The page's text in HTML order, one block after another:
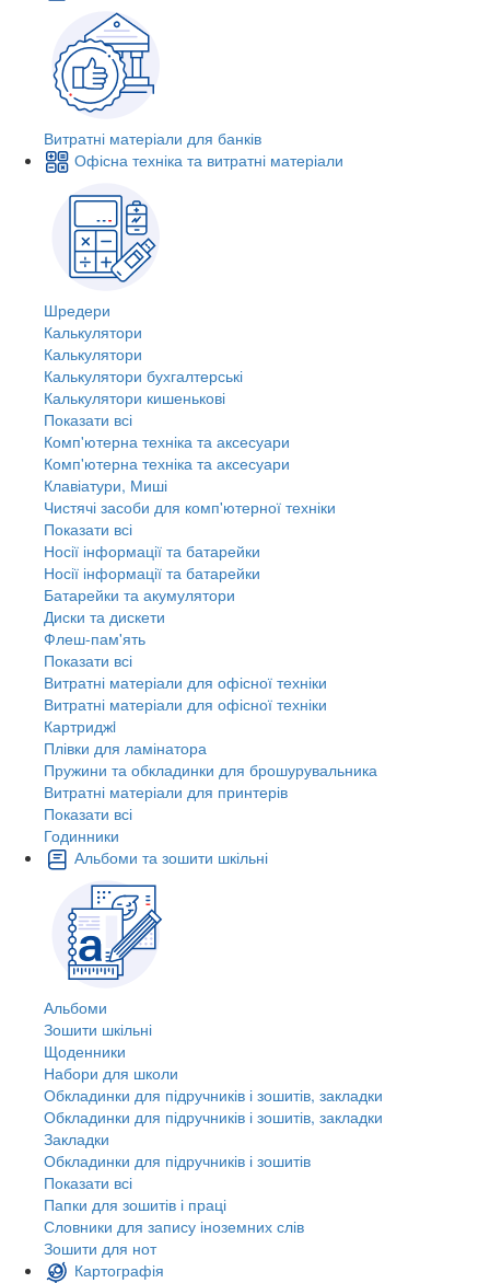
Витратні матеріали для банків
Офісна техніка та витратні матеріали
Шредери
Калькулятори
Калькулятори
Калькулятори бухгалтерські
Калькулятори кишенькові
Показати всі
Комп'ютерна техніка та аксесуари
Комп'ютерна техніка та аксесуари
Клавіатури, Миші
Чистячі засоби для комп'ютерної техніки
Показати всі
Носії інформації та батарейки
Носії інформації та батарейки
Батарейки та акумулятори
Диски та дискети
Флеш-пам'ять
Показати всі
Витратні матеріали для офісної техніки
Витратні матеріали для офісної техніки
Картриджi
Плівки для ламінатора
Пружини та обкладинки для брошурувальника
Витратні матеріали для принтерів
Показати всі
Годинники
Альбоми та зошити шкільні
Альбоми
Зошити шкільні
Щоденники
Набори для школи
Обкладинки для підручників і зошитів, закладки
Обкладинки для підручників і зошитів, закладки
Закладки
Обкладинки для підручників і зошитів
Показати всі
Папки для зошитів і праці
Словники для запису іноземних слів
Зошити для нот
Картографія